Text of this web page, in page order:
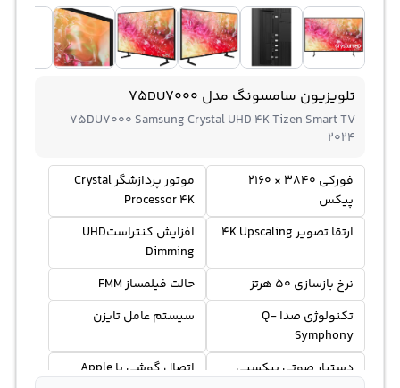
تلویزیون سامسونگ مدل 75DU7000
75DU7000 Samsung Crystal UHD 4K Tizen Smart TV
2024
فورکی 3840 × 2160
پیکس
موتور پردازشگر Crystal
Processor 4K
ارتقا تصویر 4K Upscaling
افزایش کنتراستUHD
Dimming
نرخ بازسازی 50 هرتز
حالت فیلمساز FMM
تکنولوژی صدا Q-
Symphony
سیستم عامل تایزن
دستیار صوتی بیکسبی
اتصال گوشی با Apple